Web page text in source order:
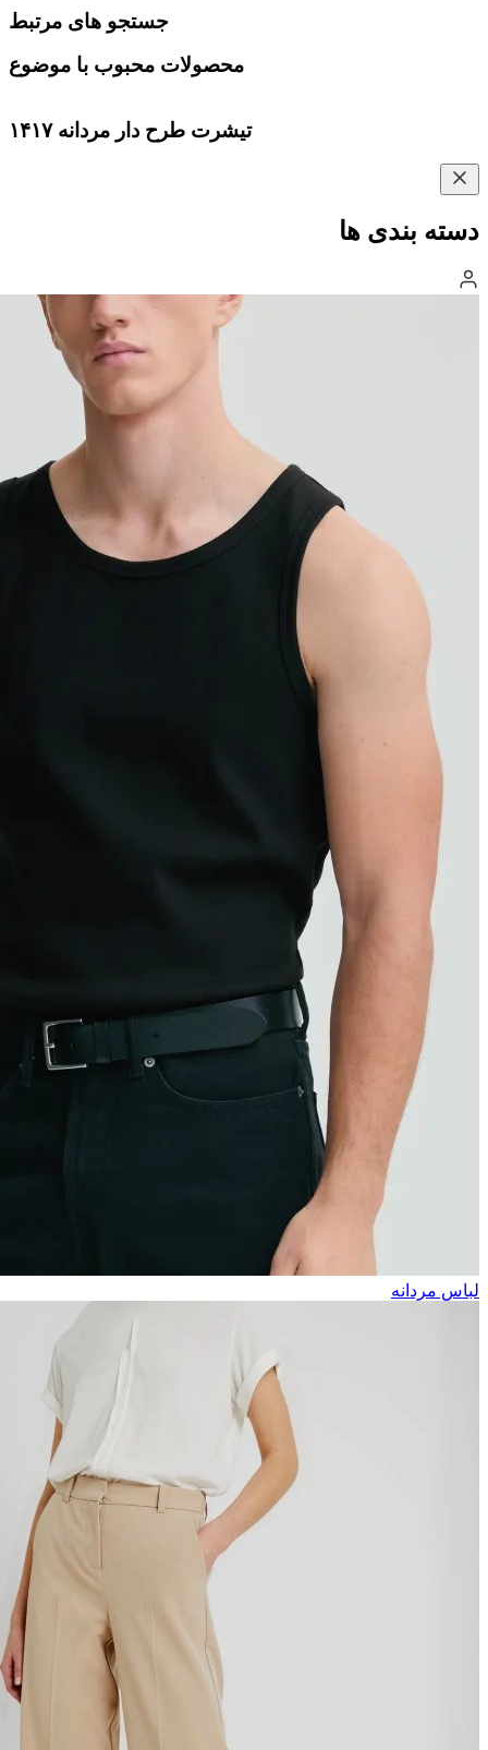
جستجو های مرتبط
محصولات محبوب با موضوع
تیشرت طرح دار مردانه ۱۴۱۷
دسته بندی ها
لباس مردانه